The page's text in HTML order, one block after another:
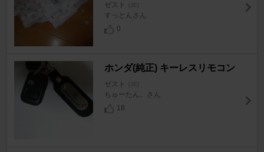
ゼスト [JE]
すっとんさん
0
ホンダ(純正) キーレスリモコン
ゼスト [JE]
ちゅーたん。さん
18